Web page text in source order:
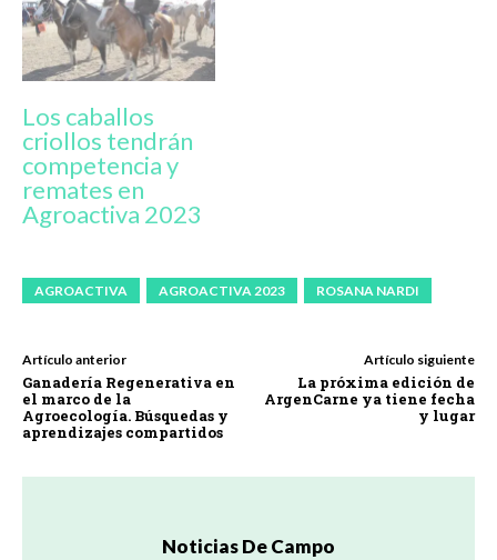
Los caballos
criollos tendrán
competencia y
remates en
Agroactiva 2023
AGROACTIVA AGROACTIVA 2023 ROSANA NARDI
Artículo anterior
Ganadería Regenerativa en
el marco de la
Agroecología. Búsquedas y
aprendizajes compartidos
Artículo siguiente
La próxima edición de
ArgenCarne ya tiene fecha
y lugar
Noticias De Campo